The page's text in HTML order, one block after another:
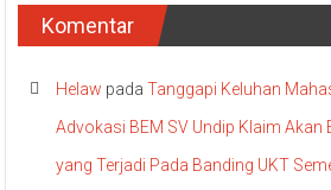
Komentar
Helaw padaTanggapi Keluhan
Advokasi BEM SV Undip Klaim Akan
yang Terjadi Pada Banding UKT